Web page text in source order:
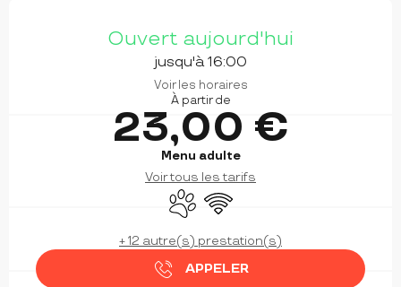
Ouvert aujourd'hui
jusqu'à 16:00
Voir les horaires
À partir de
23,00 €
Menu adulte
Voir tous les tarifs
Animaux acceptés
WiFi
+ 12 autre(s) prestation(s)
APPELER